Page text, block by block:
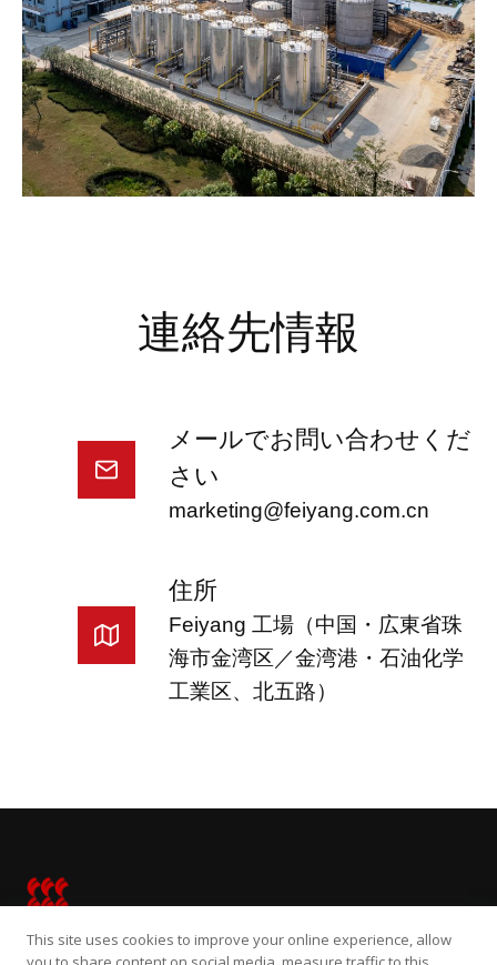
連絡先情報
メールでお問い合わせくだ
さい
marketing@feiyang.com.cn
住所
Feiyang 工場（中国・広東省珠
海市金湾区／金湾港・石油化学
工業区、北五路）
Indonesian
Turkish
This site uses cookies to improve your online experience, allow